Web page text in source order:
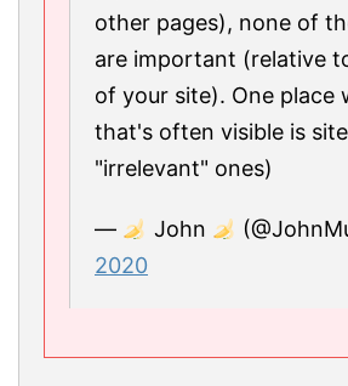
other pages), none of
are important (relative
of your site). One place
that's often visible is
"irrelevant" ones)
— John
2020